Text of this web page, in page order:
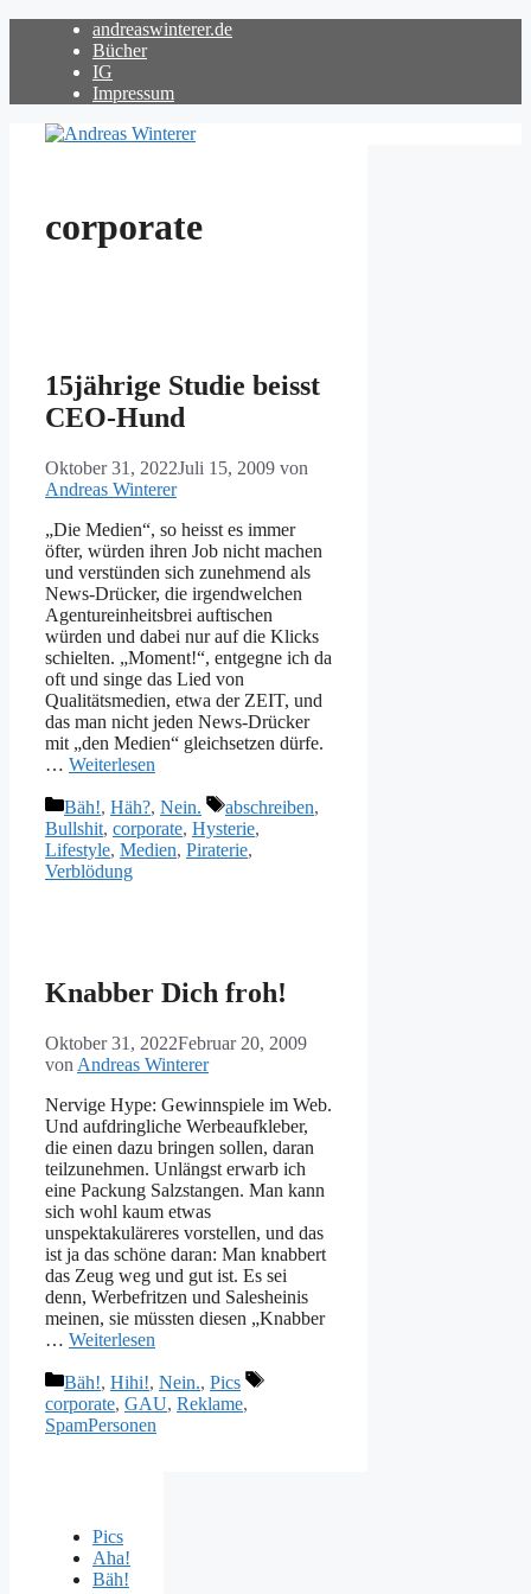
andreaswinterer.de
Bücher
IG
Impressum
corporate
15jährige Studie beisst
CEO-Hund
Oktober 31, 2022Juli 15, 2009 von
Andreas Winterer
„Die Medien“, so heisst es immer
öfter, würden ihren Job nicht machen
und verstünden sich zunehmend als
News-Drücker, die irgendwelchen
Agentureinheitsbrei auftischen
würden und dabei nur auf die Klicks
schielten. „Moment!“, entgegne ich da
oft und singe das Lied von
Qualitätsmedien, etwa der ZEIT, und
das man nicht jeden News-Drücker
mit „den Medien“ gleichsetzen dürfe.
… Weiterlesen
Kategorien
Bäh!, Häh?, Nein. Schlagwörter
abschreiben,
Bullshit, corporate, Hysterie,
Lifestyle, Medien, Piraterie,
Verblödung
Knabber Dich froh!
Oktober 31, 2022Februar 20, 2009
von Andreas Winterer
Nervige Hype: Gewinnspiele im Web.
Und aufdringliche Werbeaufkleber,
die einen dazu bringen sollen, daran
teilzunehmen. Unlängst erwarb ich
eine Packung Salzstangen. Man kann
sich wohl kaum etwas
unspektakuläreres vorstellen, und das
ist ja das schöne daran: Man knabbert
das Zeug weg und gut ist. Es sei
denn, Werbefritzen und Salesheinis
meinen, sie müssten diesen „Knabber
… Weiterlesen
Kategorien
Bäh!, Hihi!, Nein., Pics
Schlagwörter
corporate, GAU, Reklame,
SpamPersonen
Pics
Aha!
Bäh!